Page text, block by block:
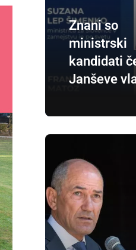
Znani so
ministrski
kandidati
Janševe